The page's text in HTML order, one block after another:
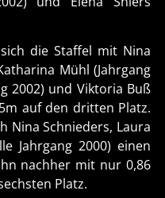
die Staffel mit Nina
Mühl (Jahrgang
2002) und Viktoria Buß
auf den dritten Platz.
Nina Schnieders, Laura
Jahrgang 2000) einen
nachher mit nur 0,86
Platz.